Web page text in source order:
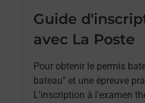
Guide
avec La Poste
Pour obtenir le permis
bateau" et une épreuve
L'inscription à l'examen